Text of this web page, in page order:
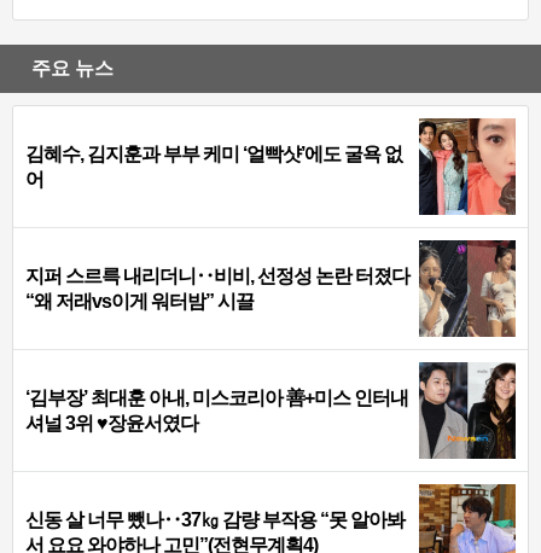
주요 뉴스
김혜수, 김지훈과 부부 케미 ‘얼빡샷’에도 굴욕 없
어
지퍼 스르륵 내리더니‥비비, 선정성 논란 터졌다
“왜 저래vs이게 워터밤” 시끌
‘김부장’ 최대훈 아내, 미스코리아 善+미스 인터내
셔널 3위 ♥장윤서였다
신동 살 너무 뺐나‥37㎏ 감량 부작용 “못 알아봐
서 요요 와야하나 고민”(전현무계획4)